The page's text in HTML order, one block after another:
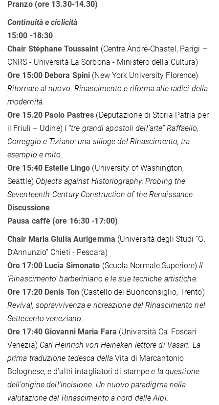
Pranzo (ore 13.30-14.30)
Continuità e ciclicità
15:00 -18:30
Chair Stéphane Toussaint (Centre André-Chastel, Parigi –
CNRS - Università La Sorbona - Ministero della Cultura)
Ore 15:00 Debora Spini (New York University Florence)
Ritornare al nuovo. Rinascimento e riforma alle radici della
modernità.
Ore 15.20 Paolo Pastres (Deputazione di Storia Patria per
il Friuli – Udine) I “tre grandi apostoli dell’arte” Raffaello,
Correggio e Tiziano: una silloge del Rinascimento, tra
esempio e mito.
Ore 15:40 Estelle Lingo (University of Washington,
Seattle) Objects against Historiography: Probing the
Seventeenth-Century Construction of the Renaissance.
Discussione
Pausa caffè (ore 16:30 -17:00)
Chair Maria Giulia Aurigemma (Università degli Studi “G.
D’Annunzio” Chieti - Pescara)
Ore 17:00 Lucia Simonato (Scuola Normale Superiore) Il
‘Rinascimento’ barberiniano e le sue tecniche artistiche.
Ore 17:20 Denis Ton (Castello del Buonconsiglio, Trento)
Revival, sopravvivenza e ricreazione del Rinascimento nel
Settecento veneziano.
Ore 17:40 Giovanni Maria Fara (Università Ca' Foscari
Venezia) Carl Heinrich von Heineken lettore di Vasari. La
prima traduzione tedesca dellaVita di Marcantonio
Bolognese, e d’altri intagliatori di stampe e la questione
dell’origine dell’incisione. Un nuovo paradigma nella
valutazione del Rinascimento a nord delle Alpi.